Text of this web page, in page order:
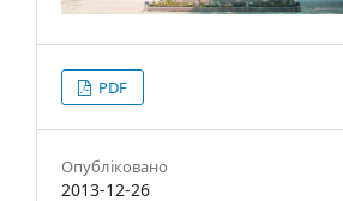
PDF
Опубліковано
2013-12-26